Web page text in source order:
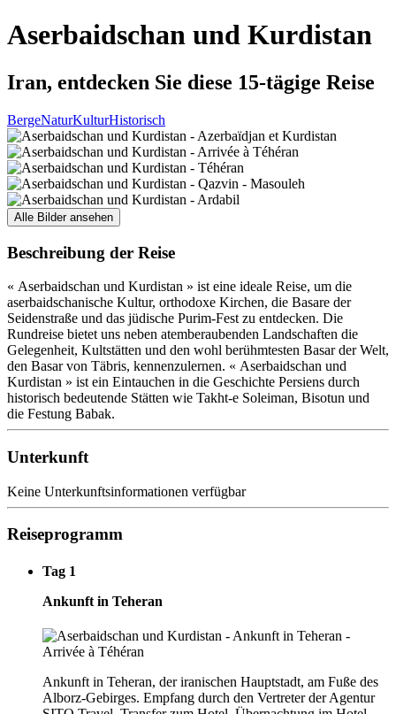
Aserbaidschan und Kurdistan
Iran, entdecken Sie diese 15-tägige Reise
BergeNaturKulturHistorisch
Alle Bilder ansehen
Beschreibung der Reise
« Aserbaidschan und Kurdistan » ist eine ideale Reise, um die
aserbaidschanische Kultur, orthodoxe Kirchen, die Basare der
Seidenstraße und das jüdische Purim-Fest zu entdecken. Die
Rundreise bietet uns neben atemberaubenden Landschaften die
Gelegenheit, Kultstätten und den wohl berühmtesten Basar der Welt,
den Basar von Täbris, kennenzulernen. « Aserbaidschan und
Kurdistan » ist ein Eintauchen in die Geschichte Persiens durch
historisch bedeutende Stätten wie Takht-e Soleiman, Bisotun und
die Festung Babak.
Unterkunft
Keine Unterkunftsinformationen verfügbar
Reiseprogramm
Tag 1
Ankunft in Teheran
Ankunft in Teheran, der iranischen Hauptstadt, am Fuße des
Alborz-Gebirges. Empfang durch den Vertreter der Agentur